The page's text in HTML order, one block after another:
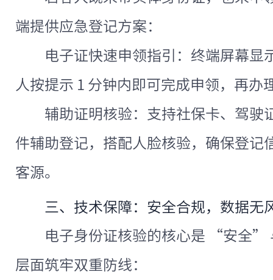
端提供应急登记方案：
电子证快速申领指引：终端屏幕显
人按提示 1 分钟内即可完成申领，再办
辅助证明核验：支持社保卡、驾驶
件辅助登记，搭配人脸核验，确保登记
客源。
三、技术保障：安全合规，数据无
电子身份证核验的核心是 “安全
层面筑牢双重防线：